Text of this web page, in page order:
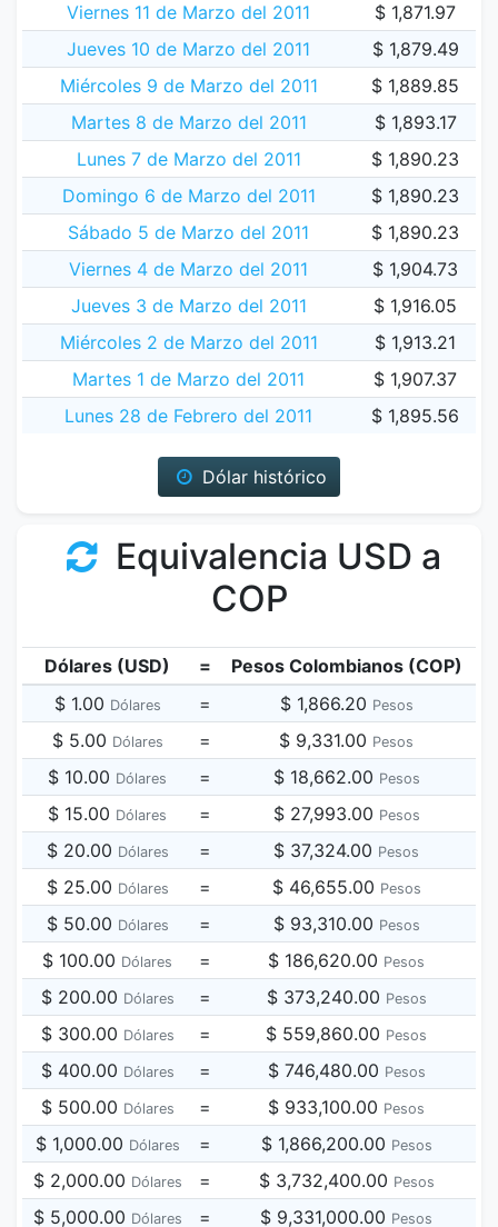
Viernes 11 de Marzo del 2011
$ 1,871.97
Jueves 10 de Marzo del 2011
$ 1,879.49
Miércoles 9 de Marzo del 2011
$ 1,889.85
Martes 8 de Marzo del 2011
$ 1,893.17
Lunes 7 de Marzo del 2011
$ 1,890.23
Domingo 6 de Marzo del 2011
$ 1,890.23
Sábado 5 de Marzo del 2011
$ 1,890.23
Viernes 4 de Marzo del 2011
$ 1,904.73
Jueves 3 de Marzo del 2011
$ 1,916.05
Miércoles 2 de Marzo del 2011
$ 1,913.21
Martes 1 de Marzo del 2011
$ 1,907.37
Lunes 28 de Febrero del 2011
$ 1,895.56
Dólar histórico
Equivalencia USD a
COP
Dólares (USD) =
Pesos Colombianos (COP)
$ 1.00 Dólares = $ 1,866.20 Pesos
$ 5.00 Dólares = $ 9,331.00 Pesos
$ 10.00 Dólares = $ 18,662.00 Pesos
$ 15.00 Dólares = $ 27,993.00 Pesos
$ 20.00 Dólares = $ 37,324.00 Pesos
$ 25.00 Dólares = $ 46,655.00 Pesos
$ 50.00 Dólares = $ 93,310.00 Pesos
$ 100.00 Dólares = $ 186,620.00 Pesos
$ 200.00 Dólares = $ 373,240.00 Pesos
$ 300.00 Dólares = $ 559,860.00 Pesos
$ 400.00 Dólares = $ 746,480.00 Pesos
$ 500.00 Dólares = $ 933,100.00 Pesos
$ 1,000.00 Dólares = $ 1,866,200.00 Pesos
$ 2,000.00 Dólares = $ 3,732,400.00 Pesos
$ 5,000.00 Dólares = $ 9,331,000.00 Pesos